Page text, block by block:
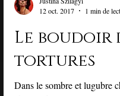
12 oct. 2017
1 min de
Le boudoir
tortures